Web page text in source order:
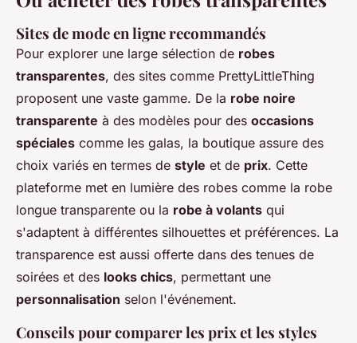
Sites de mode en ligne recommandés
Pour explorer une large sélection de robes
transparentes, des sites comme PrettyLittleThing
proposent une vaste gamme. De la robe noire
transparente à des modèles pour des occasions
spéciales comme les galas, la boutique assure des
choix variés en termes de style et de prix. Cette
plateforme met en lumière des robes comme la robe
longue transparente ou la robe à volants qui
s'adaptent à différentes silhouettes et préférences. La
transparence est aussi offerte dans des tenues de
soirées et des looks chics, permettant une
personnalisation selon l'événement.
Conseils pour comparer les prix et les styles